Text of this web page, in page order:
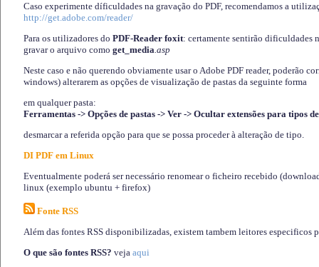
Caso experimente díficuldades na gravação do PDF, recomendamos a
http://get.adobe.com/reader/
Para os utilizadores do PDF-Reader foxit: certamente sentirão dificuldades
gravar o arquivo como get_media.asp
Neste caso e não querendo obviamente usar o Adobe PDF reader, poderão
windows) alterarem as opções de visualização de pastas da seguinte forma
em qualquer pasta:
Ferramentas -> Opções de pastas -> Ver -> Ocultar extensões para tipos
desmarcar a referida opção para que se possa proceder à alteração de tipo.
DI PDF em Linux
Eventualmente poderá ser necessário renomear o ficheiro recebido
linux (exemplo ubuntu + firefox)
Fonte RSS
Além das fontes RSS disponibilizadas, existem tambem leitores especificos
O que são fontes RSS? veja aqui